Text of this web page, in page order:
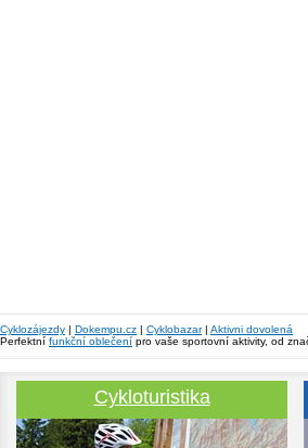
Cyklozájezdy | Dokempu.cz | Cyklobazar| Aktivni dovolená
Perfektní funkční oblečení pro vaše sportovní aktivity, od
Cykloturistika